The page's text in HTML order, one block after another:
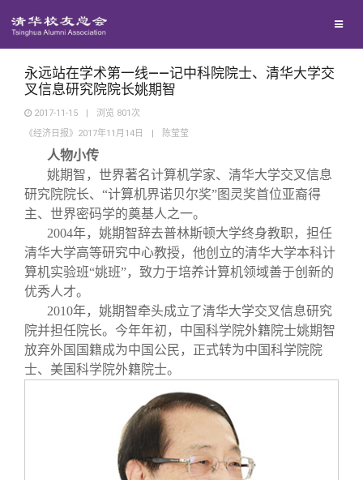
西南联大校友会
义工计划
新媒体平台
青春风采
校友文苑
校友讲坛
校友视界
校友服务
终身学习
信息化服务
三创大赛
实用信息
校友总会
总会简介
会长致辞
总会章程
关闭
永远站在学术第一线——记中科院院士、清华大学交
叉信息研究院院长姚期智
2017-11-15 | 浏览 801 次
《经济日报》2017年11月14日
| 陈莹莹
人物小传
姚期智，世界著名计算机学家、清华大学交叉信息
研究院院长、“计算机界诺贝尔奖”图灵奖首位亚裔得
主、世界密码学的奠基人之一。
2004年，姚期智辞去普林斯顿大学终身教职，担任
清华大学高等研究中心教授，他创立的清华大学本科计
算机实验班“姚班”，致力于培养计算机领域善于创新的
优秀人才。
2010年，姚期智牵头成立了清华大学交叉信息研究
院并担任院长。今年年初，中国科学院外籍院士姚期智
放弃外国国籍成为中国公民，正式转为中国科学院院
士、美国科学院外籍院士。